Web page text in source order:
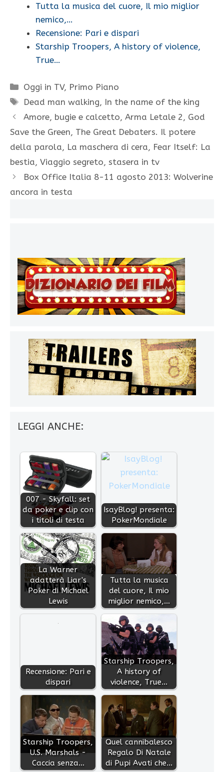
Tutta la musica del cuore, Il mio miglior
nemico,…
Recensione: Pari e dispari
Starship Troopers, A history of violence,
True…
Categorie
Oggi in TV, Primo Piano
Tag
Dead man walking, In the name of the king
Amore, bugie e calcetto, Arma Letale 2, God
Save the Green, The Great Debaters. Il potere
della parola, La maschera di cera, Fear Itself: La
bestia, Viaggio segreto, stasera in tv
Box Office Italia 8-11 agosto 2013: Wolverine
ancora in testa
LEGGI ANCHE:
007 - Skyfall: set
da poker e clip con
i titoli di testa
IsayBlog! presenta:
PokerMondiale
La Warner
adatterà Liar's
Poker di Michael
Lewis
Tutta la musica
del cuore, Il mio
miglior nemico,…
Recensione: Pari e
dispari
Starship Troopers,
A history of
violence, True…
Starship Troopers,
U.S. Marshals -
Caccia senza…
Quel cannibalesco
Regalo Di Natale
di Pupi Avati che…